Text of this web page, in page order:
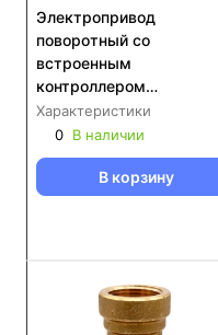
Электропривод
поворотный со
встроенным
контроллером
температуры VIEIR
(VR1138)
Характеристики
0 В наличии
В корзину